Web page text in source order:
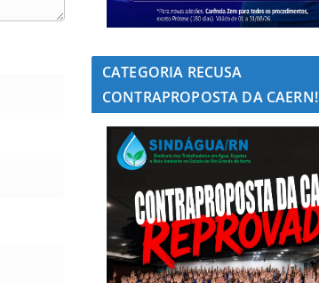
CATEGORIA RECUSA
CONTRAPROPOSTA DA CAERN!